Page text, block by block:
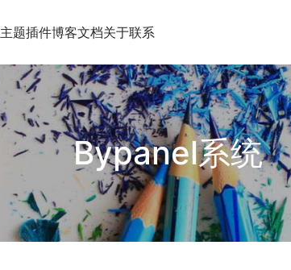
主题插件博客文档关于联系
Bypanel系统